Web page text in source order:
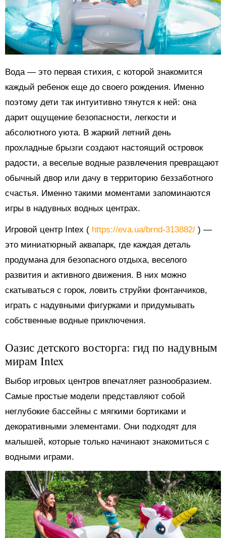
Вода — это первая стихия, с которой знакомится
каждый ребенок еще до своего рождения. Именно
поэтому дети так интуитивно тянутся к ней: она
дарит ощущение безопасности, легкости и
абсолютного уюта. В жаркий летний день
прохладные брызги создают настоящий островок
радости, а веселые водные развлечения превращают
обычный двор или дачу в территорию беззаботного
счастья. Именно такими моментами запоминаются
игры в надувных водных центрах.
Игровой центр Intex ( https://eva.ua/brnd-313882/ ) —
это миниатюрный аквапарк, где каждая деталь
продумана для безопасного отдыха, веселого
развития и активного движения. В них можно
скатываться с горок, ловить струйки фонтанчиков,
играть с надувными фигурками и придумывать
собственные водные приключения.
Оазис детского восторга: гид по надувным
мирам Intex
Выбор игровых центров впечатляет разнообразием.
Самые простые модели представляют собой
неглубокие бассейны с мягкими бортиками и
декоративными элементами. Они подходят для
малышей, которые только начинают знакомиться с
водными играми.